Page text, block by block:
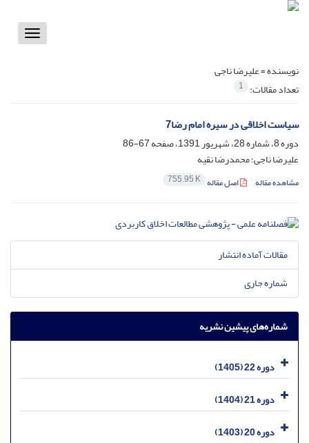
Toggle
نویسنده =علیرضا ناجی
تعداد مقالات: 1
سیاست اخلاقی در سیره امام رضا7
دوره 8، شماره 28، شهریور 1391، صفحه
67-86
علیرضا ناجی؛ محمدرضا نقیه
مشاهده مقاله اصل مقاله 755.95 K
مقالات آماده انتشار
شماره جاری
شماره‌های پیشین نشریه
دوره 22 (1405)
دوره 21 (1404)
دوره 20 (1403)